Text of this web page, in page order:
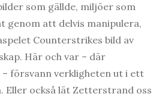
som gällde, miljöer som
genom att delvis manipulera,
Counterstrikes bild av
Här och var – där
försvann verkligheten ut i ett
Eller också lät Zetterstrand oss